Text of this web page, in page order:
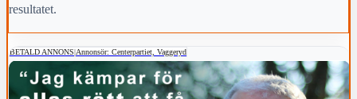
resultatet.
BETALD ANNONS|Annonsör: Centerpartiet, Vaggeryd